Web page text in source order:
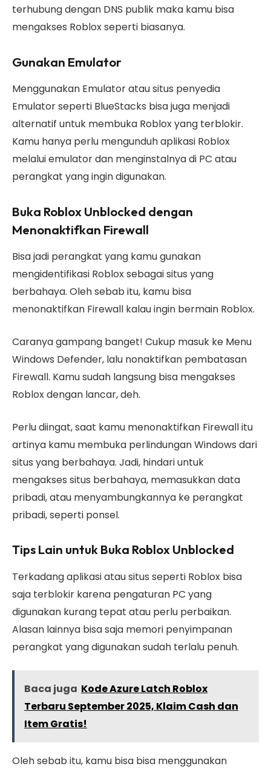
terhubung dengan DNS publik maka kamu bisa
mengakses Roblox seperti biasanya.
Gunakan Emulator
Menggunakan Emulator atau situs penyedia
Emulator seperti BlueStacks bisa juga menjadi
alternatif untuk membuka Roblox yang terblokir.
Kamu hanya perlu mengunduh aplikasi Roblox
melalui emulator dan menginstalnya di PC atau
perangkat yang ingin digunakan.
Buka Roblox Unblocked dengan
Menonaktifkan Firewall
Bisa jadi perangkat yang kamu gunakan
mengidentifikasi Roblox sebagai situs yang
berbahaya. Oleh sebab itu, kamu bisa
menonaktifkan Firewall kalau ingin bermain Roblox.
Caranya gampang banget! Cukup masuk ke Menu
Windows Defender, lalu nonaktifkan pembatasan
Firewall. Kamu sudah langsung bisa mengakses
Roblox dengan lancar, deh.
Perlu diingat, saat kamu menonaktifkan Firewall itu
artinya kamu membuka perlindungan Windows dari
situs yang berbahaya. Jadi, hindari untuk
mengakses situs berbahaya, memasukkan data
pribadi, atau menyambungkannya ke perangkat
pribadi, seperti ponsel.
Tips Lain untuk Buka Roblox Unblocked
Terkadang aplikasi atau situs seperti Roblox bisa
saja terblokir karena pengaturan PC yang
digunakan kurang tepat atau perlu perbaikan.
Alasan lainnya bisa saja memori penyimpanan
perangkat yang digunakan sudah terlalu penuh.
Baca juga Kode Azure Latch Roblox
Terbaru September 2025, Klaim Cash dan
Item Gratis!
Oleh sebab itu, kamu bisa bisa menggunakan